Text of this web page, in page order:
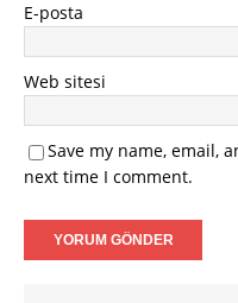
E-posta
Web sitesi
Save my name, email,
next time I comment.